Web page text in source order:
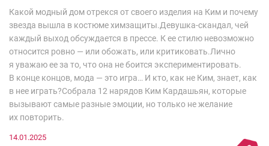
Какой модный дом отрекся от своего изделия на Ким и почему
звезда вышла в костюме химзащиты.Девушка-скандал, чей
каждый выход обсуждается в прессе. К ее стилю невозможно
относится ровно — или обожать, или критиковать.Лично
я уважаю ее за то, что она не боится экспериментировать.
В конце концов, мода — это игра… И кто, как не Ким, знает, как
в нее играть?Собрала 12 нарядов Ким Кардашьян, которые
вызывают самые разные эмоции, но только не желание
их повторить.
14.01.2025